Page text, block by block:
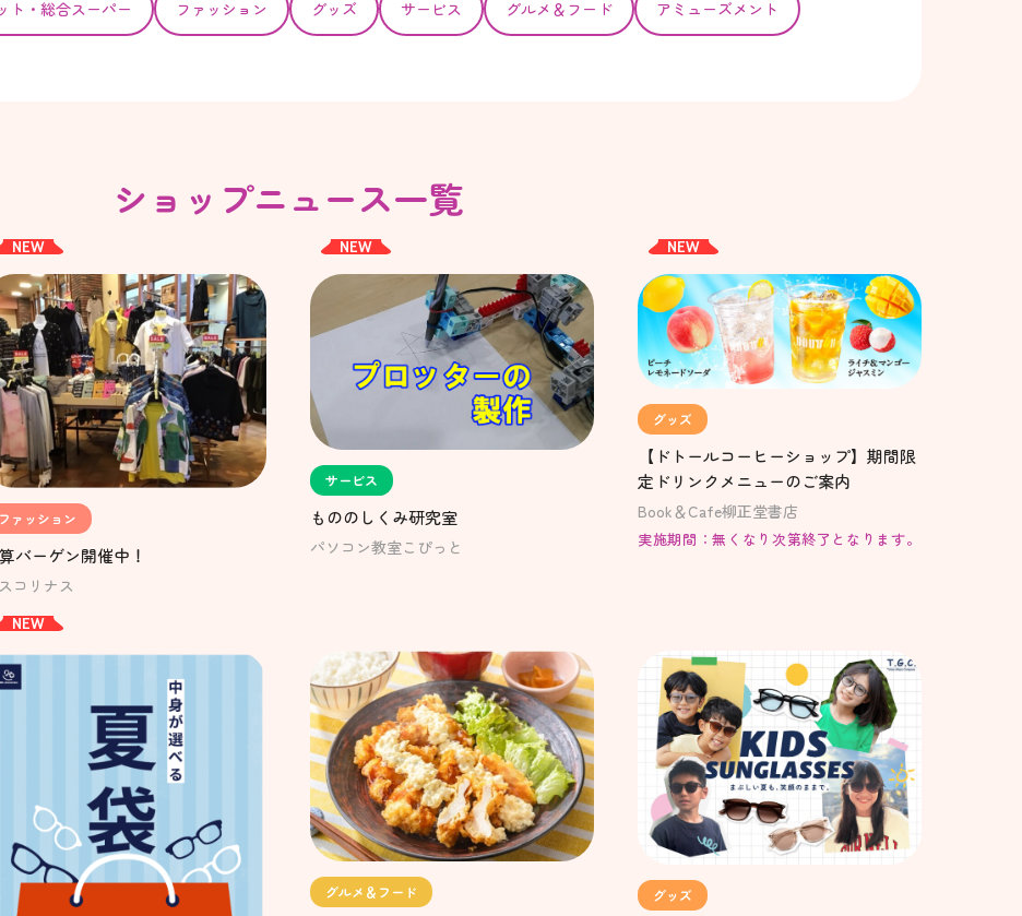
ト・ 総合スーパー ファッション グッズ サービス グルメ＆フード アミューズメント
ショップニュース一覧
NEW
ファッション
バーゲン開催中！
コリナス
NEW
サービス
もののしくみ研究室
パソコン教室こぴっと
NEW
グッズ
【ドトールコーヒーショップ】期間限
定ドリンクメニューのご案内
Book＆Cafe柳正堂書店
実施期間：無くなり次第終了となります。
NEW
グルメ＆フード グッズ